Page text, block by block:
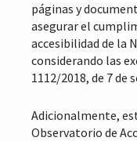
páginas y
asegurar el
accesibilidad de la
considerando las
1112/2018, de 7 de
Adicionalmente,
Observatorio de